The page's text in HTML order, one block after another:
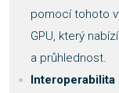
pomocí tohoto
GPU, který
a průhlednost.
Interoperabilita